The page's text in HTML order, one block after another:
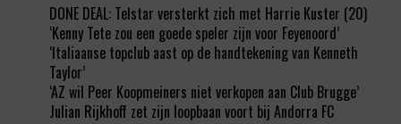
DONE DEAL: Telstar versterkt zich met Harrie Kuster (20)
‘Kenny Tete zou een goede speler zijn voor Feyenoord’
‘Italiaanse topclub aast op de handtekening van Kenneth
Taylor’
‘AZ wil Peer Koopmeiners niet verkopen aan Club Brugge’
Julian Rijkhoff zet zijn loopbaan voort bij Andorra FC